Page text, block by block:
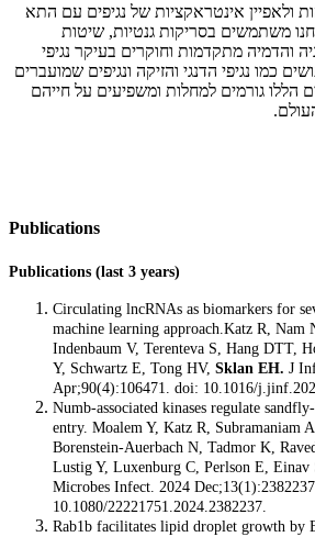
ולאפיין אינטראקציות של נגיפים עם התא
משתמשים בסריקות גנטיות, שיטות
והדמיה מתקדמות וחוקרים בעיקר נגיפי
כמו נגיפי הדנגי והזיקה ונגיפים שמועברים
הללו גורמים למחלות ומשפיעים על חייהם
Publications
Publications (last 3 years)
Circulating lncRNAs as biomarkers for
machine learning approach.Katz R, Nam
Indenbaum V, Terenteva S, Hang DTT,
Y, Schwartz E, Tong HV, Sklan EH. J
Apr;90(4):106471. doi: 10.1016/
Numb-associated kinases regulate
entry. Moalem Y, Katz R, Subramaniam
Borenstein-Auerbach N, Tadmor K,
Lustig Y, Luxenburg C, Perlson E, Einav
Microbes Infect. 2024
10.1080/22221751.2024.2382237.
Rab1b facilitates lipid droplet growth by